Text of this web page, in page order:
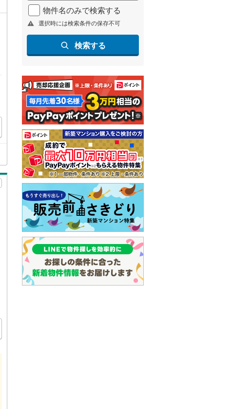
物件名のみで検索する
選択時には検索条件の保存不可
検索する